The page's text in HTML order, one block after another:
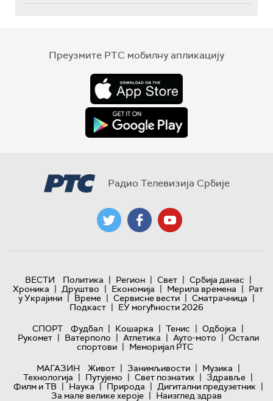
Преузмите РТС мобилну апликацију
Радио Телевизија Србије
ВЕСТИ Политика | Регион | Свет | Србија данас |
Хроника | Друштво | Економија | Мерила времена | Рат
у Украјини | Време | Сервисне вести | Сматрачница |
Подкаст | ЕУ могућности 2026
СПОРТ
Фудбал | Кошарка | Тенис | Одбојка |
Рукомет | Ватерполо | Атлетика | Ауто-мото | Остали
спортови | Меморијал РТС
МАГАЗИН
Живот | Занимљивости | Музика |
Технологијa | Путујемо | Свет познатих | Здравље |
Филм и ТВ | Наука | Природа | Дигитални предузетник |
За мале велике хероје | Наизглед здрав